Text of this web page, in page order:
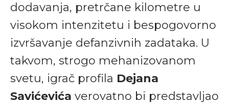
dodavanja, pretrčane kilometre u
visokom intenzitetu i bespogovorno
izvršavanje defanzivnih zadataka. U
takvom, strogo mehanizovanom
svetu, igrač profila Dejana
Savićevića verovatno bi predstavljao